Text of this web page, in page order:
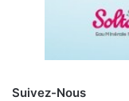
Suivez-Nous